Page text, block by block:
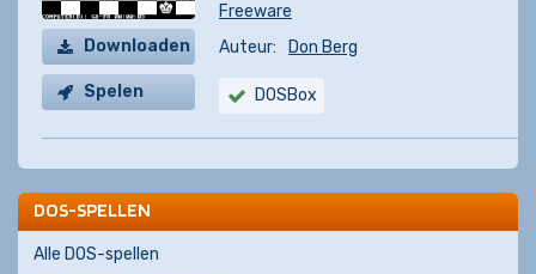
Downloaden
Spelen
Freeware
Auteur:
Don Berg
DOSBox
DOS-SPELLEN
Alle DOS-spellen